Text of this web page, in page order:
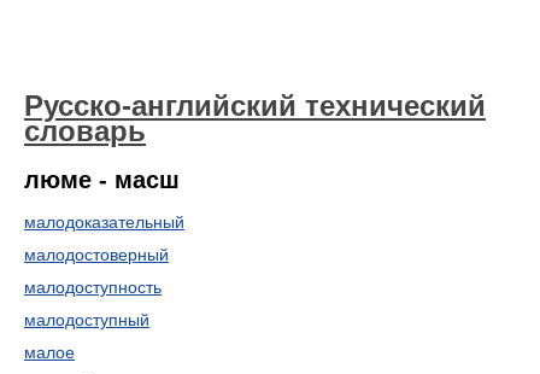
Русско-английский технический
словарь
люме - масш
малодоказательный
малодостоверный
малодоступность
малодоступный
малое